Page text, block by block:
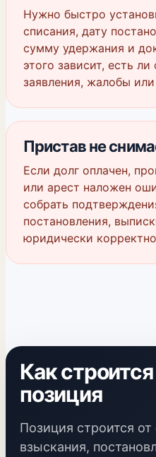
Нужно быстро
списания, дату
сумму удержания и
этого зависит, есть
заявления, жалобы или
Пристав не
Если долг оплачен,
или арест наложен
собрать
постановления,
юридически
Как
позиция
Позиция строится от
взыскания,